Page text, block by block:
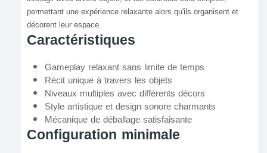
permettant une expérience relaxante alors qu'ils organisent et
décorent leur espace.
Caractéristiques
Gameplay relaxant sans limite de temps
Récit unique à travers les objets
Niveaux multiples avec différents décors
Style artistique et design sonore charmants
Mécanique de déballage satisfaisante
Configuration minimale